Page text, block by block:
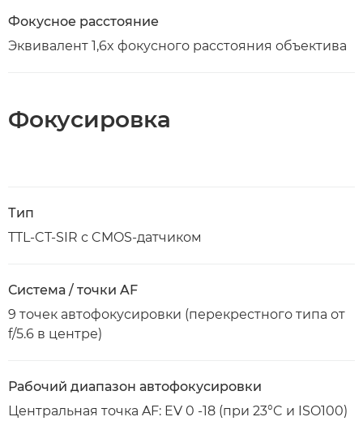
Фокусное расстояние
Эквивалент 1,6x фокусного расстояния объектива
Фокусировка
Тип
TTL-CT-SIR с CMOS-датчиком
Система / точки AF
9 точек автофокусировки (перекрестного типа от
f/5.6 в центре)
Рабочий диапазон автофокусировки
Центральная точка AF: EV 0 -18 (при 23°C и ISO100)